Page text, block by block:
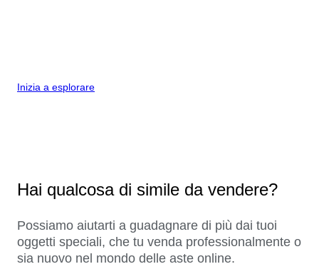
Inizia a esplorare
Hai qualcosa di simile da vendere?
Possiamo aiutarti a guadagnare di più dai tuoi
oggetti speciali, che tu venda professionalmente o
sia nuovo nel mondo delle aste online.